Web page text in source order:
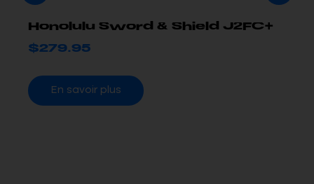
Honolulu Sword & Shield J2FC+
$279.95
En savoir plus